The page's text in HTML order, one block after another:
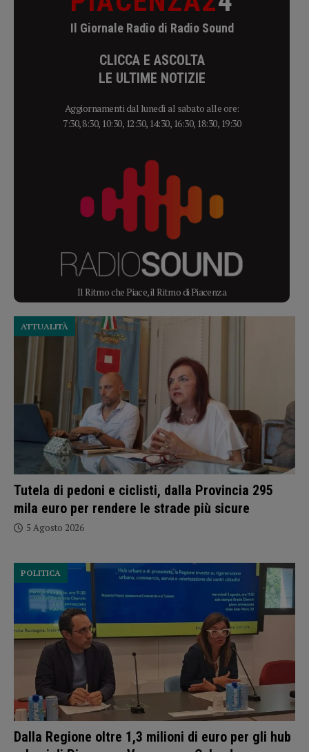
Il Giornale Radio di Radio Sound
CLICCA E ASCOLTA
LE ULTIME NOTIZIE
Aggiornamenti dal lunedì al sabato alle ore:
7:30, 8:30, 10:30, 12:30, 14:30, 16:30, 18:30, 19:30
Il Ritmo che Piace, il Ritmo di Piacenza
Tutela di pedoni e ciclisti, dalla Provincia 295
mila euro per rendere le strade più sicure
ATTUALITÀ
5 Agosto 2026
Dalla Regione oltre 1,3 milioni di euro per gli hub
POLITICA